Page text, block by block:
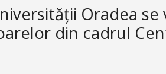
Oradea
din cadrul